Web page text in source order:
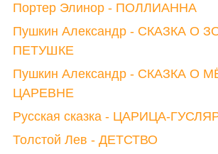
Портер Элинор - ПОЛЛИАННА
Пушкин Александр - СКАЗКА О
ПЕТУШКЕ
Пушкин Александр - СКАЗКА О
ЦАРЕВНЕ
Русская сказка - ЦАРИЦА-
Толстой Лев - ДЕТСТВО